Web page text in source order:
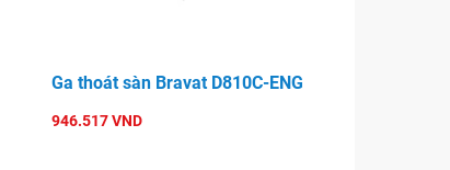
Ga thoát sàn Bravat D810C-ENG
946.517 VND